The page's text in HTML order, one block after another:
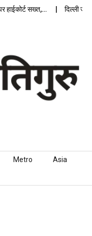
सख्त,… दिल्ली जेलों में
Metro Asia